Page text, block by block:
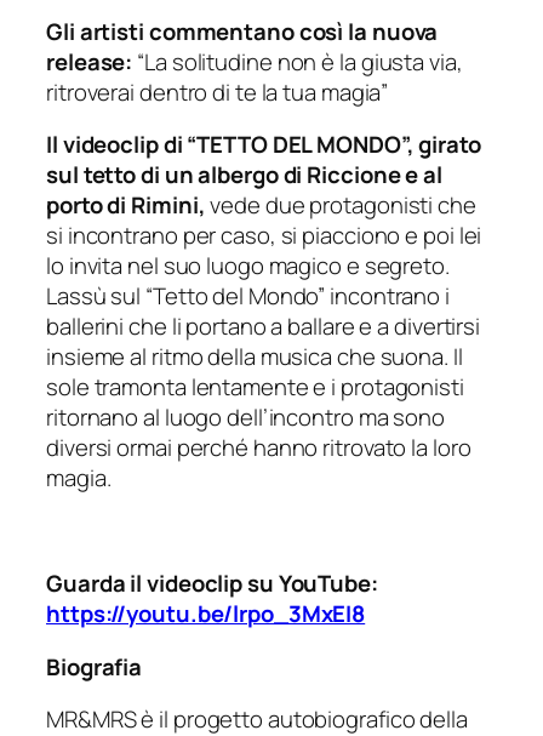
Gli artisti commentano così la nuova
release: “La solitudine non è la giusta via,
ritroverai dentro di te la tua magia”
Il videoclip di “TETTO DEL MONDO”, girato
sul tetto di un albergo di Riccione e al
porto di Rimini,vede due protagonisti che
si incontrano per caso, si piacciono e poi lei
lo invita nel suo luogo magico e segreto.
Lassù sul “Tetto del Mondo” incontrano i
ballerini che li portano a ballare e a divertirsi
insieme al ritmo della musica che suona. Il
sole tramonta lentamente e i protagonisti
ritornano al luogo dell’incontro ma sono
diversi ormai perché hanno ritrovato la loro
magia.
Guarda il videoclip su YouTube:
https://youtu.be/lrpo_3MxEI8
Biografia
MR&MRS è il progetto autobiografico della